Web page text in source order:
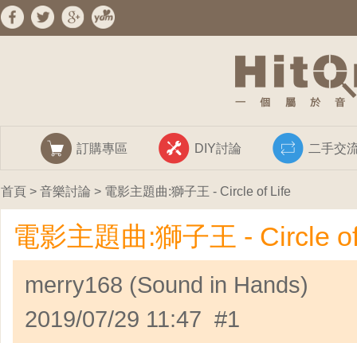
訂購專區 DIY討論 二手交
首頁 > 音樂討論 > 電影主題曲:獅子王 - Circle of Life
電影主題曲:獅子王 - Circle
merry168 (Sound in Hands)
2019/07/29 11:47 #1